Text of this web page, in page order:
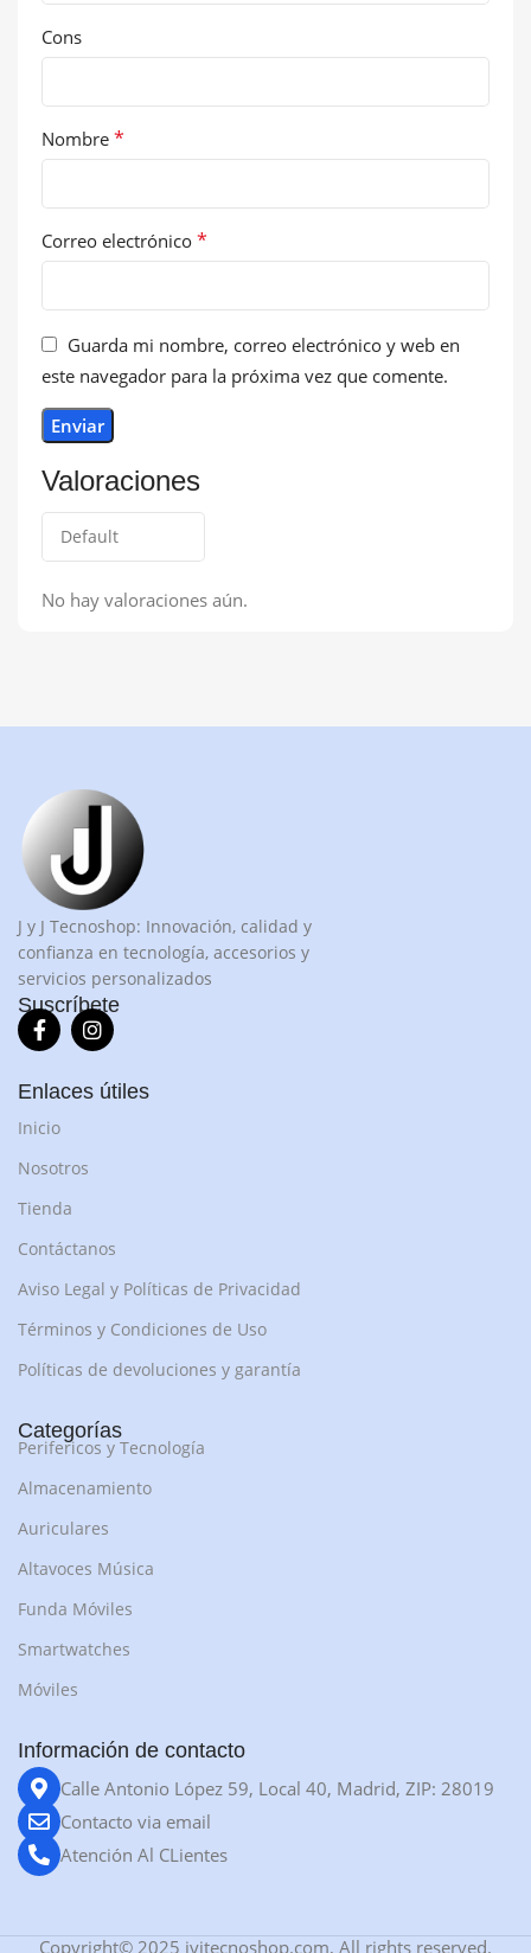
Valoraciones
No hay valoraciones aún.
Cons
Nombre *
Correo electrónico *
Guarda mi nombre, correo electrónico y web en
este navegador para la próxima vez que comente.
J y J Tecnoshop: Innovación, calidad y
confianza en tecnología, accesorios y
servicios personalizados
Suscríbete
Enlaces útiles
Inicio
Nosotros
Tienda
Contáctanos
Aviso Legal y Políticas de Privacidad
Términos y Condiciones de Uso
Políticas de devoluciones y garantía
Categorías
Perifericos y Tecnología
Almacenamiento
Auriculares
Altavoces Música
Funda Móviles
Smartwatches
Móviles
Información de contacto
Calle Antonio López 59, Local 40, Madrid, ZIP: 28019
Contacto via email
Atención Al CLientes
Copyright© 2025 jyjtecnoshop.com, All rights reserved.